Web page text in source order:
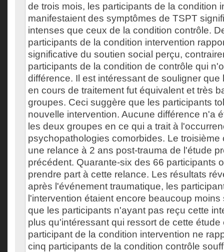
de trois mois, les participants de la condition
manifestaient des symptômes de TSPT
intenses que ceux de la condition contrôle.
participants de la condition intervention
significative du soutien social perçu,
participants de la condition de contrôle qui
différence. Il est intéressant de souligner
en cours de traitement fut équivalent et très
groupes. Ceci suggère que les participants
nouvelle intervention. Aucune différence n'a
les deux groupes en ce qui a trait à
psychopathologies comorbides. Le troisième
une relance à 2 ans post-trauma de l'étude
précédent. Quarante-six des 66 participants
prendre part à cette relance. Les résultats
après l'événement traumatique, les
l'intervention étaient encore beaucoup
que les participants n'ayant pas reçu cette
plus qu'intéressant qui ressort de cette
participant de la condition intervention ne
cinq participants de la condition contrôle